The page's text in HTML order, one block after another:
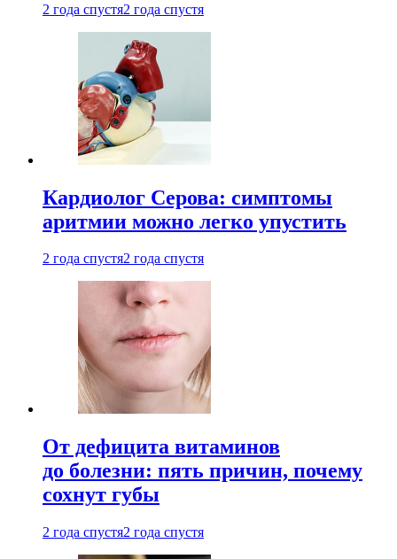
2 года спустя2 года спустя
Кардиолог Серова: симптомы
аритмии можно легко упустить
2 года спустя2 года спустя
От дефицита витаминов
до болезни: пять причин, почему
сохнут губы
2 года спустя2 года спустя